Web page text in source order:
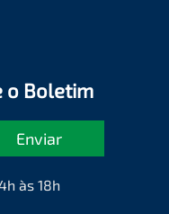
o Boletim
Enviar
às 18h